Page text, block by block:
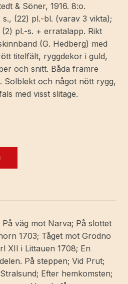
& Söner, 1916. 8:o.
s., (22) pl.-bl. (varav 3 vikta);
pl.-s. + erratalapp. Rikt
(G. Hedberg) med
titelfält, ryggdekor i guld,
och snitt. Båda främre
Solblekt och något nött rygg,
med visst slitage.
väg mot Narva; På slottet
1703; Tåget mot Grodno
XII i Littauen 1708; En
På steppen; Vid Prut;
Efter hemkomsten;